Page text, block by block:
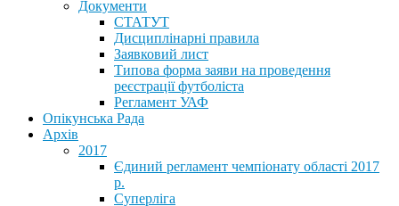
Документи
СТАТУТ
Дисциплінарні правила
Заявковий лист
Типова форма заяви на проведення
реєстрації футболіста
Регламент УАФ
Опікунська Рада
Архів
2017
Єдиний регламент чемпіонату області 2017
р.
Суперліга